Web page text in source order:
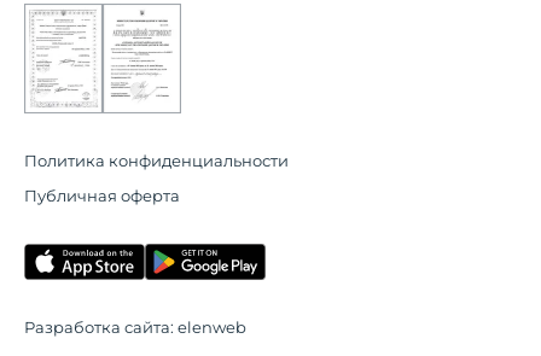
Политика конфиденциальности
Публичная оферта
Разработка сайта: elenweb